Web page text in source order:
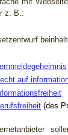
z. B.:
auf
(des